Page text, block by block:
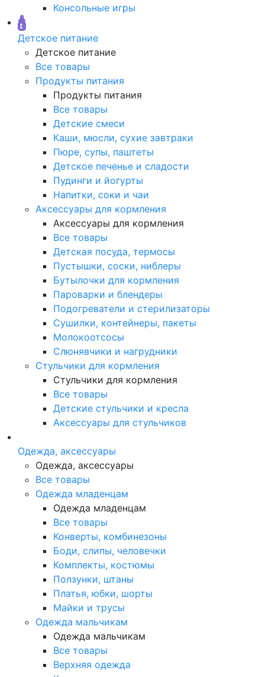
Консольные игры
Детское питание
Детское питание
Все товары
Продукты питания
Продукты питания
Все товары
Детские смеси
Каши, мюсли, сухие завтраки
Пюре, супы, паштеты
Детское печенье и сладости
Пудинги и йогурты
Напитки, соки и чаи
Аксессуары для кормления
Аксессуары для кормления
Все товары
Детская посуда, термосы
Пустышки, соски, ниблеры
Бутылочки для кормления
Пароварки и блендеры
Подогреватели и стерилизаторы
Сушилки, контейнеры, пакеты
Молокоотсосы
Слюнявчики и нагрудники
Стульчики для кормления
Стульчики для кормления
Все товары
Детские стульчики и кресла
Аксессуары для стульчиков
Одежда, аксессуары
Одежда, аксессуары
Все товары
Одежда младенцам
Одежда младенцам
Все товары
Конверты, комбинезоны
Боди, слипы, человечки
Комплекты, костюмы
Ползунки, штаны
Платья, юбки, шорты
Майки и трусы
Одежда мальчикам
Одежда мальчикам
Все товары
Верхняя одежда